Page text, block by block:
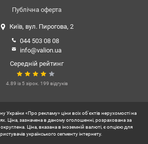
Публічна оферта
Київ, вул. Пирогова, 2
044 503 08 08
info@valion.ua
Середній рейтинг
4.89 із 5 зірок. 199 відгуків
України «Про рекламу» ціни всіх об'єктів нерухомості на
Ціна, зазначена в даному оголошенні, розрахована за
Ціна, вказана в іноземній валюті, є опцією для
українського сегменту інтернету.